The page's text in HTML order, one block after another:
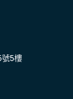
5樓